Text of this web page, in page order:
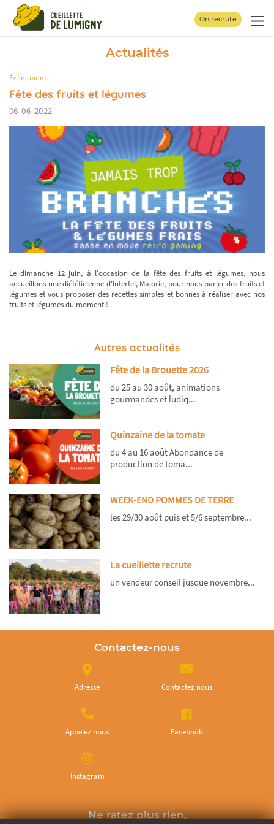
On recrute
Actualités
Évènement
Fête des fruits et légumes
06-06-2022
Le dimanche 12 juin, à l'occasion de la fête des fruits et légumes, nous
accueillons une diététicienne d'Interfel, Malorie, pour nous parler des fruits et
légumes et vous proposer des recettes simples et bonnes à réaliser avec nos
fruits et légumes du moment !
Autres actualités
Fête de la Brouette 2026
du 25 au 30 août, animations
gourmandes et ludiq...
Quinzaine de la tomate
du 4 au 16 août Abondance de
production de toma...
WEEK-END POMMES DE TERRE
les 29/30 août puis et 5/6 septembre...
La cueillette recrute
un vendeur conseil jusque novembre...
Contactez-nous
Adresse Contactez nous
Appelez nous Facebook
Instagram
Ne ratez plus rien,
Panneau de gestion des cookies